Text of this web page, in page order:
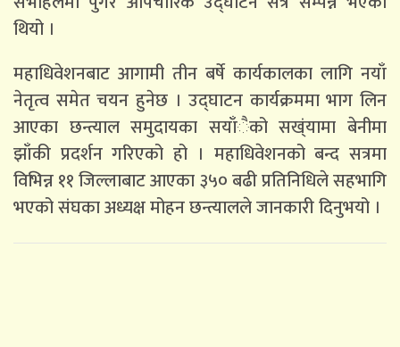
थियो ।
महाधिवेशनबाट आगामी तीन बर्षे कार्यकालका लागि नयाँ
नेतृत्व समेत चयन हुनेछ । उद्घाटन कार्यक्रममा भाग लिन
आएका छन्त्याल समुदायका सयाँैको सख्ंयामा बेनीमा
झाँकी प्रदर्शन गरिएको हो । महाधिवेशनको बन्द सत्रमा
विभिन्न ११ जिल्लाबाट आएका ३५० बढी प्रतिनिधिले सहभागि
भएको संघका अध्यक्ष मोहन छन्त्यालले जानकारी दिनुभयो ।